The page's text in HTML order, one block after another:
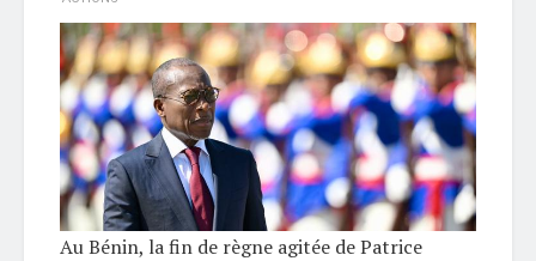
Au Bénin, la fin de règne agitée de Patrice